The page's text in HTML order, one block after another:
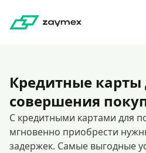
Кредитные карты
совершения
С кредитными картами для
мгновенно приобрести
задержек. Самые выгодные